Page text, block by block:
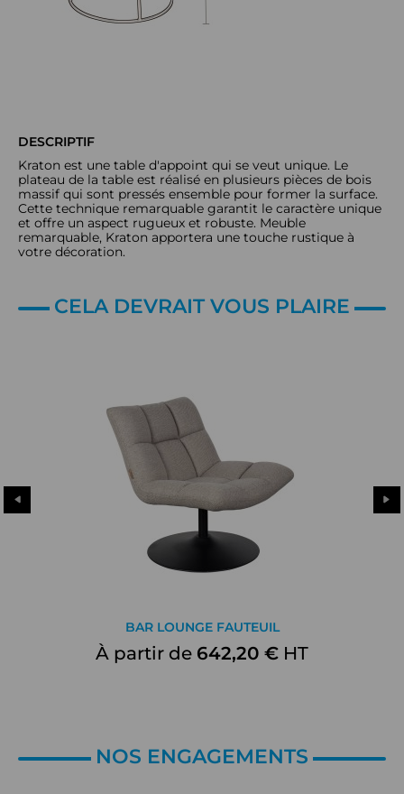
DESCRIPTIF
Kraton est une table d'appoint qui se veut unique. Le
plateau de la table est réalisé en plusieurs pièces de bois
massif qui sont pressés ensemble pour former la surface.
Cette technique remarquable garantit le caractère unique
et offre un aspect rugueux et robuste. Meuble
remarquable, Kraton apportera une touche rustique à
votre décoration.
CELA DEVRAIT VOUS PLAIRE
BAR LOUNGE FAUTEUIL
À partir de 642,20 € HT
NOS ENGAGEMENTS